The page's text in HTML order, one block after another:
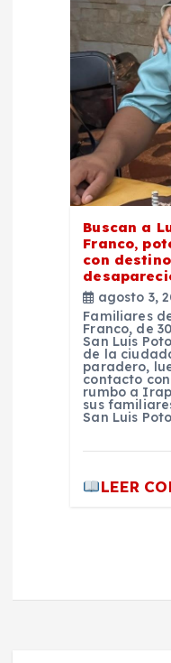
Buscan a
Franco,
con
agosto 3,
Familiares
Franco, de
San Luis
de la
paradero,
contacto
rumbo a
sus
San Luis
LEER